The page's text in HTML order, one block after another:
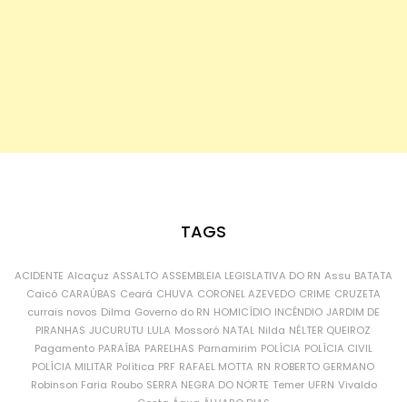
TAGS
ACIDENTE Alcaçuz ASSALTO ASSEMBLEIA LEGISLATIVA DO RN Assu BATATA
Caicó CARAÚBAS Ceará CHUVA CORONEL AZEVEDO CRIME CRUZETA
currais novos Dilma Governo do RN HOMICÍDIO INCÊNDIO JARDIM DE
PIRANHAS JUCURUTU LULA Mossoró NATAL Nilda NÉLTER QUEIROZ
Pagamento PARAÍBA PARELHAS Parnamirim POLÍCIA POLÍCIA CIVIL
POLÍCIA MILITAR Política PRF RAFAEL MOTTA RN ROBERTO GERMANO
Robinson Faria Roubo SERRA NEGRA DO NORTE Temer UFRN Vivaldo